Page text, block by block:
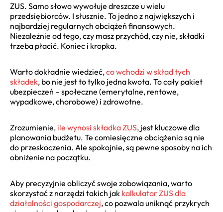
ZUS. Samo słowo wywołuje dreszcze u wielu
przedsiębiorców. I słusznie. To jedno z największych i
najbardziej regularnych obciążeń finansowych.
Niezależnie od tego, czy masz przychód, czy nie, składki
trzeba płacić. Koniec i kropka.
Warto dokładnie wiedzieć,co wchodzi w skład tych
składek, bo nie jest to tylko jedna kwota. To cały pakiet
ubezpieczeń – społeczne (emerytalne, rentowe,
wypadkowe, chorobowe) i zdrowotne.
Zrozumienie, ile wynosi składka ZUS, jest kluczowe dla
planowania budżetu. Te comiesięczne obciążenia są nie
do przeskoczenia. Ale spokojnie, są pewne sposoby na ich
obniżenie na początku.
Aby precyzyjnie obliczyć swoje zobowiązania, warto
skorzystać z narzędzi takich jak kalkulator ZUS dla
działalności gospodarczej, co pozwala uniknąć przykrych